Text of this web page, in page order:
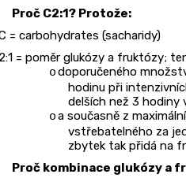
Proč C2:1? Protože:
= carbohydrates (sacharidy)
= poměr glukózy a fruktózy;
odoporučeného
hodinu při
delších než 3
oa současně z
vstřebatelného za
zbytek tak přidá na
Proč kombinace glukózy a